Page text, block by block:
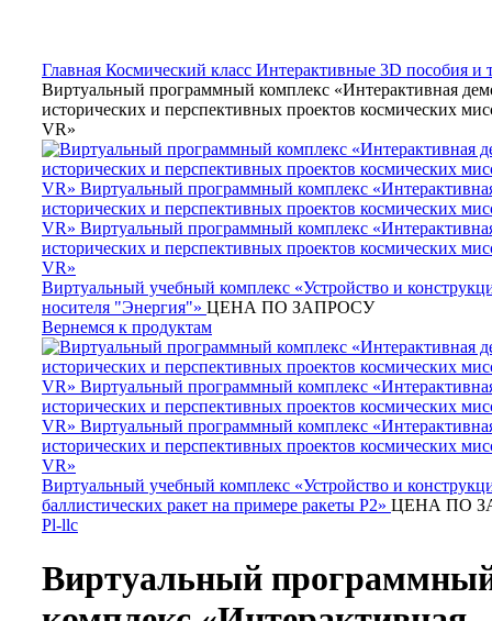
Главная Космический класс Интерактивные 3D пособия и
Виртуальный программный комплекс «Интерактивная
исторических и перспективных проектов космических
VR»
Виртуальный учебный комплекс «Устройство и
носителя "Энергия"» ЦЕНА ПО ЗАПРОСУ
Вернемся к продуктам
Виртуальный учебный комплекс «Устройство и
баллистических ракет на примере ракеты Р2» ЦЕНА ПО
Pl-llc
Виртуальный